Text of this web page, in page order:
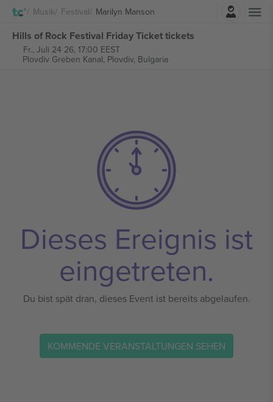
Musik Festival Marilyn MansonEinloggen
Hills of Rock Festival Friday Ticket tickets
Fr., Juli 24 26, 17:00 EEST
Plovdiv Greben Kanal, Plovdiv, Bulgaria
Dieses Ereignis ist
eingetreten.
Du bist spät dran, dieses Event ist bereits abgelaufen.
KOMMENDE VERANSTALTUNGEN SEHEN